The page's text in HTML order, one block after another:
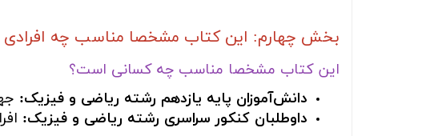
بخش چهارم: این کتاب مشخصا مناسب چه افرادی
این کتاب مشخصا مناسب چه کسانی است؟
دانش‌آموزان پایه یازدهم رشته ریاضی و فیزیک:
داوطلبان کنکور سراسری رشته ریاضی و فیزیک: